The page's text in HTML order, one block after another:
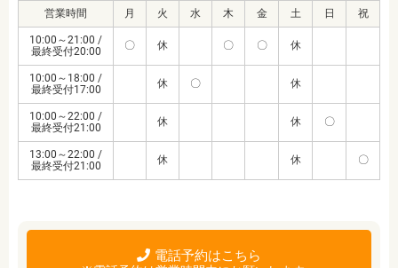
営業時間 月 火 水 木 金 土 日 祝
10:00～21:00 /
最終受付20:00
〇 休 〇 〇 休
10:00～18:00 /
最終受付17:00
休 〇 休
10:00～22:00 /
最終受付21:00
休 休 〇
13:00～22:00 /
最終受付21:00
休 休 〇
電話予約はこちら